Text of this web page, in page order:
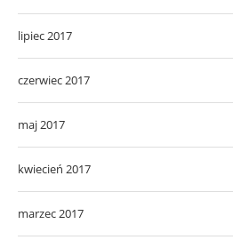
lipiec 2017
czerwiec 2017
maj 2017
kwiecień 2017
marzec 2017